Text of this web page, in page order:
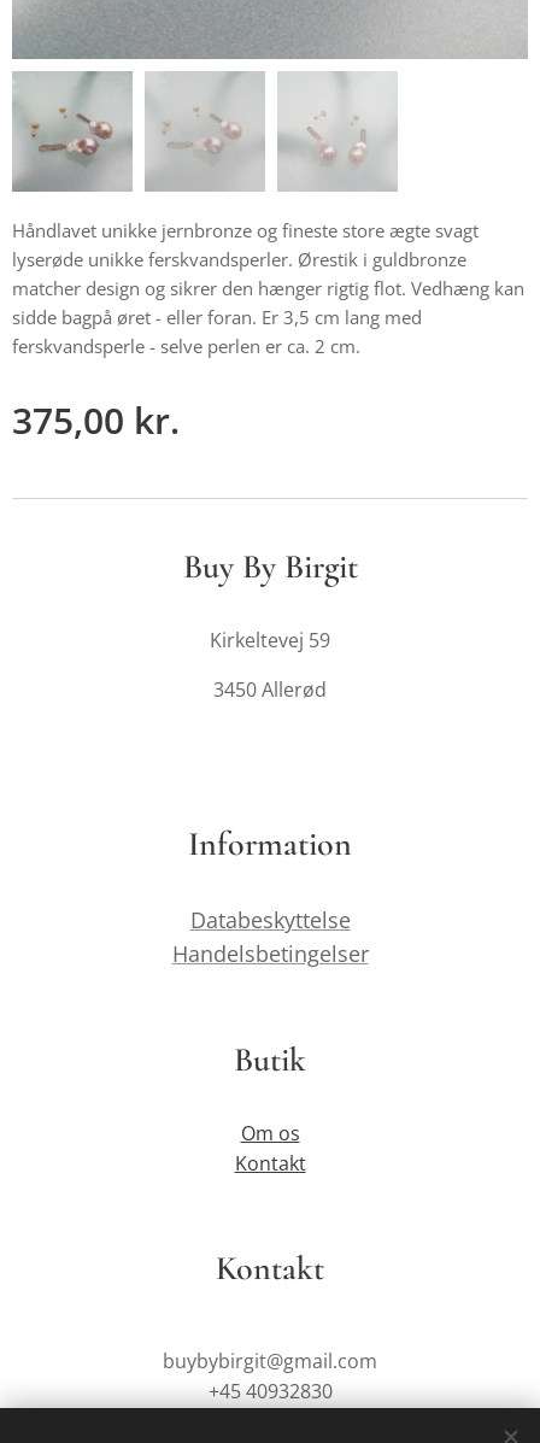
Håndlavet unikke jernbronze og fineste store ægte svagt
lyserøde unikke ferskvandsperler. Ørestik i guldbronze
matcher design og sikrer den hænger rigtig flot. Vedhæng kan
sidde bagpå øret - eller foran. Er 3,5 cm lang med
ferskvandsperle - selve perlen er ca. 2 cm.
375,00 kr.
Buy By Birgit
Kirkeltevej 59
3450 Allerød
Information
Databeskyttelse
Handelsbetingelser
Butik
Om os
Kontakt
Kontakt
buybybirgit@gmail.com
+45 40932830